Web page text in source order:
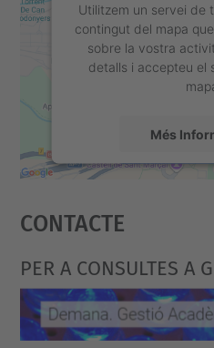
Utilitzem un servei de
contingut del mapa
sobre la vostra
detalls i accepteu el
Més
powered by
Contacte
PER A CONSULTES A